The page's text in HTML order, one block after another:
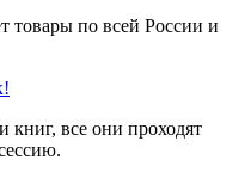
товары по всей России и
все они проходят